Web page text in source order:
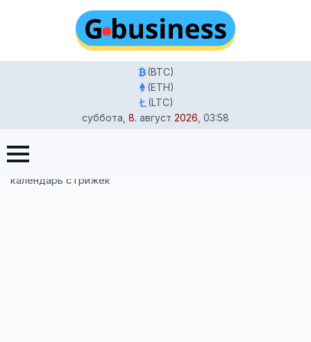
(BTC)
(ETH)
(LTC)
суббота 8. август 2026 03:58
Главная
2026: финансовая стратегия, график магнитных бурь и
календарь стрижек